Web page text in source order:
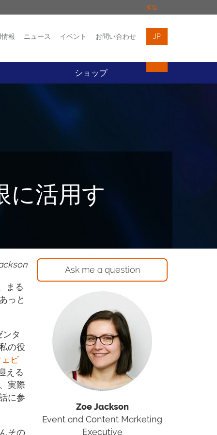
拡張
イベント お問い合わせ
報 ニュース イベント お問い合わせ JP
ショップ
に活用す
まる
っと
タ
の役
ビ
える
実際
に参
その
Ask me a question
Zoe Jackson
Event and Content Marketing
Executive